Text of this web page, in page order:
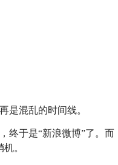
是混乱的时间线。
终于是“新浪微博”了。而
。